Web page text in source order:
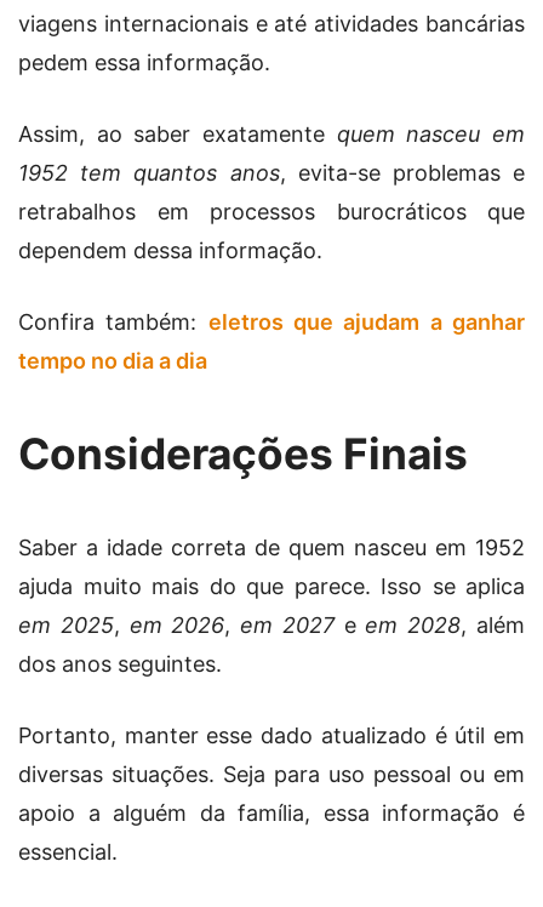
viagens internacionais e até atividades bancárias
pedem essa informação.
Assim, ao saber exatamente quem nasceu em
1952 tem quantos anos, evita-se problemas e
retrabalhos em processos burocráticos que
dependem dessa informação.
Confira também: eletros que ajudam a ganhar
tempo no dia a dia
Considerações Finais
Saber a idade correta de quem nasceu em 1952
ajuda muito mais do que parece. Isso se aplica
em 2025, em 2026,em 2027eem 2028, além
dos anos seguintes.
Portanto, manter esse dado atualizado é útil em
diversas situações. Seja para uso pessoal ou em
apoio a alguém da família, essa informação é
essencial.